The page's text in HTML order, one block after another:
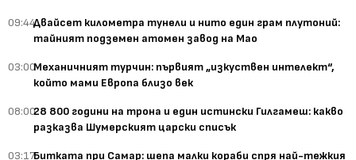
09:44Двайсет километра тунели и нито един грам плутоний:
тайният подземен атомен завод на Мао
03:00Механичният турчин: първият „изкуствен интелект“,
който мами Европа близо век
08:0028 800 години на трона и един истински Гилгамеш: какво
разказва Шумерският царски списък
03:17Битката при Самар: шепа малки кораби спря най-тежкия